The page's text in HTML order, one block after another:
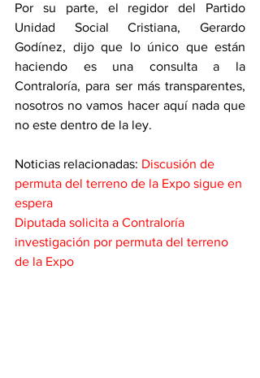
Por su parte, el regidor del Partido
Unidad Social Cristiana, Gerardo
Godínez, dijo que lo único que están
haciendo es una consulta a la
Contraloría, para ser más transparentes,
nosotros no vamos hacer aquí nada que
no este dentro de la ley.
Noticias relacionadas: Discusión de
permuta del terreno de la Expo sigue en
espera
Diputada solicita a Contraloría
investigación por permuta del terreno
de la Expo